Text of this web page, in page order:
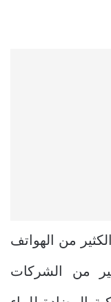
من الهواتف
من الشركات